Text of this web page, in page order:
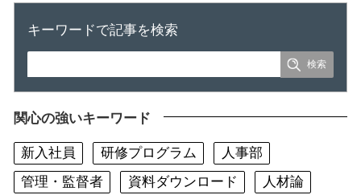
キーワードで記事を検索
関心の強いキーワード
新入社員 研修プログラム
人事部
管理・監督者
資料ダウンロード
人材論